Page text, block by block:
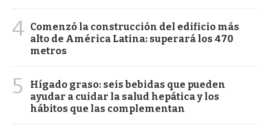
4 Comenzó la construcción del edificio más
alto de América Latina: superará los 470
metros
5
Hígado graso: seis bebidas que pueden
ayudar a cuidar la salud hepática y los
hábitos que las complementan